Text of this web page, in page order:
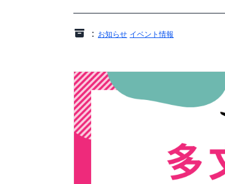
： お知らせ イベント情報